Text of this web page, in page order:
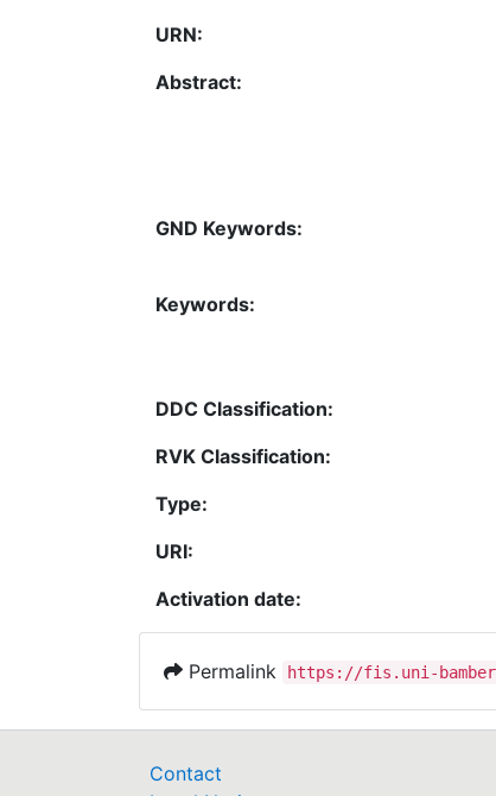
URN:
Abstract:
GND Keywords:
Keywords:
DDC Classification:
RVK Classification:
Type:
URI:
Activation date:
Permalink https://fis.uni-
Contact